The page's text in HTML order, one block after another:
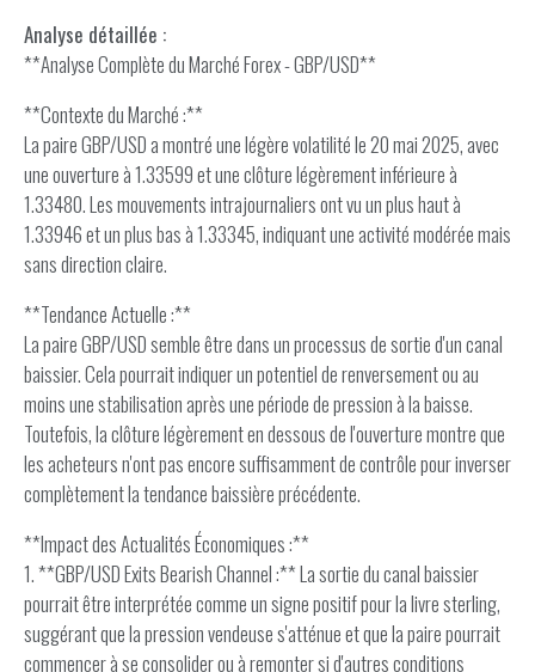
Analyse détaillée :
**Analyse Complète du Marché Forex - GBP/USD**
**Contexte du Marché :**
La paire GBP/USD a montré une légère volatilité le 20 mai 2025, avec
une ouverture à 1.33599 et une clôture légèrement inférieure à
1.33480. Les mouvements intrajournaliers ont vu un plus haut à
1.33946 et un plus bas à 1.33345, indiquant une activité modérée mais
sans direction claire.
**Tendance Actuelle :**
La paire GBP/USD semble être dans un processus de sortie d'un canal
baissier. Cela pourrait indiquer un potentiel de renversement ou au
moins une stabilisation après une période de pression à la baisse.
Toutefois, la clôture légèrement en dessous de l'ouverture montre que
les acheteurs n'ont pas encore suffisamment de contrôle pour inverser
complètement la tendance baissière précédente.
**Impact des Actualités Économiques :**
1. **GBP/USD Exits Bearish Channel :** La sortie du canal baissier
pourrait être interprétée comme un signe positif pour la livre sterling,
suggérant que la pression vendeuse s'atténue et que la paire pourrait
commencer à se consolider ou à remonter si d'autres conditions